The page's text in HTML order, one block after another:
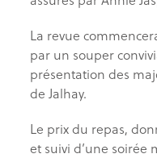
La revue
par un souper
présentation des
de Jalhay.
Le prix du repas,
et suivi d’une soirée